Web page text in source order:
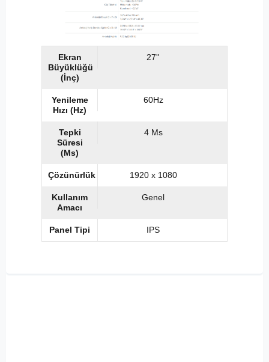
Ekran
Büyüklüğü
(İnç)
27''
Yenileme
Hızı (Hz)
60Hz
Tepki
Süresi
(Ms)
4 Ms
Çözünürlük 1920 x 1080
Kullanım
Amacı
Genel
Panel Tipi IPS